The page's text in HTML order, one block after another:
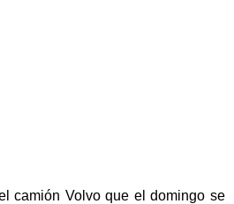
camión Volvo que el domingo se